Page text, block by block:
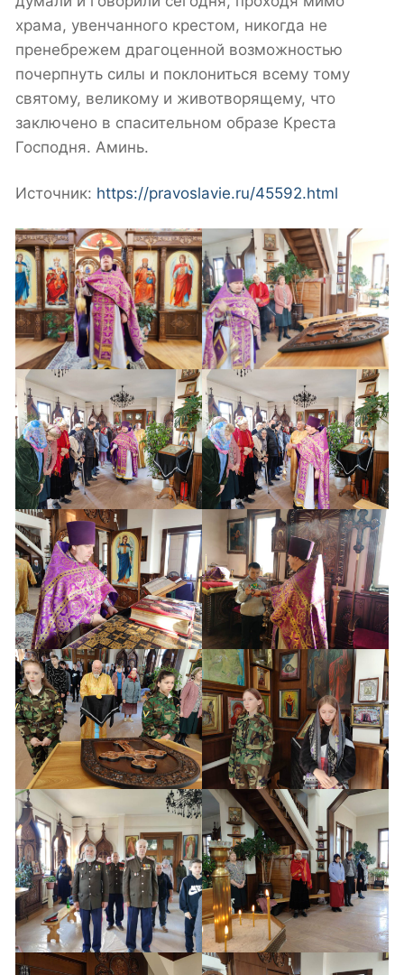
храма, увенчанного крестом, никогда не
пренебрежем драгоценной возможностью
почерпнуть силы и поклониться всему тому
святому, великому и животворящему, что
заключено в спасительном образе Креста
Господня. Аминь.
Источник: https://pravoslavie.ru/45592.html